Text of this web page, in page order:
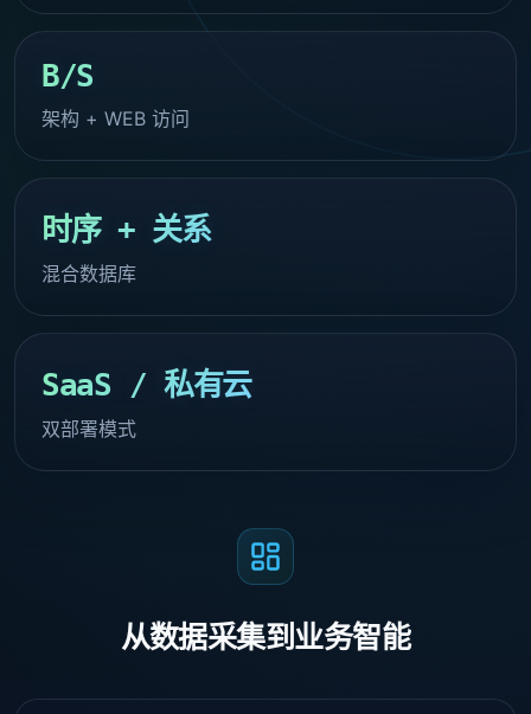
B/S
架构 + WEB 访问
时序 + 关系
混合数据库
SaaS / 私有云
双部署模式
从数据采集到业务智能